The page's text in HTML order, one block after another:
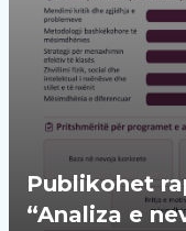
Publikohet
“Analiza e